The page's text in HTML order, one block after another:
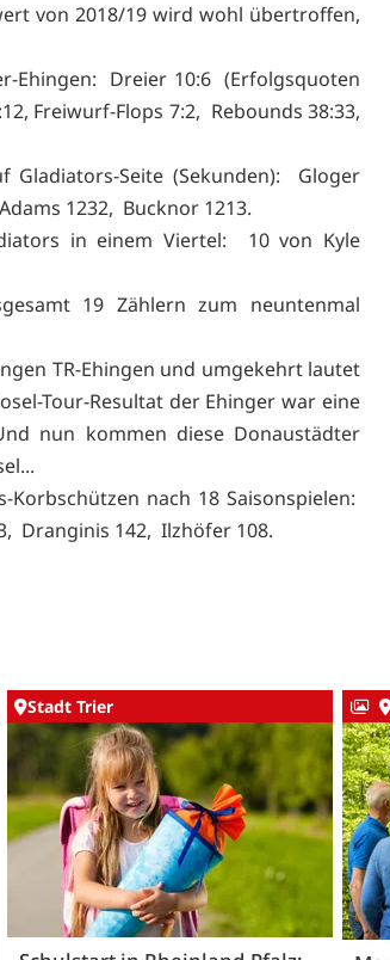
von 2018/19 wird wohl übertroffen,
Ehingen: Dreier 10:6 (Erfolgsquoten
Freiwurf-Flops 7:2, Rebounds 38:33,
Gladiators-Seite (Sekunden): Gloger
1232, Bucknor 1213.
in einem Viertel: 10 von Kyle
19 Zählern zum neuntenmal
TR-Ehingen und umgekehrt lautet
Tour-Resultat der Ehinger war eine
nun kommen diese Donaustädter
Mosel...
nach 18 Saisonspielen:
Dranginis 142, Ilzhöfer 108.
Stadt Trier